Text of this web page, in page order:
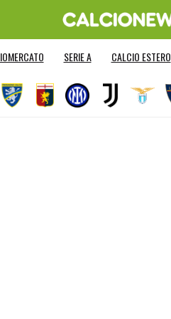
SERIE A CALCIO ESTERO